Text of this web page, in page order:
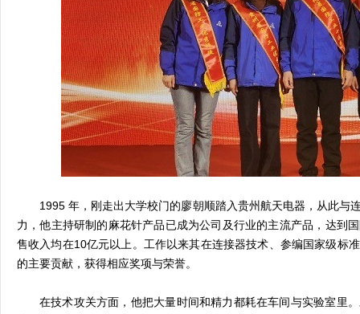
1995 年，刚走出大学校门的廖朝顺踏入贵州航天电器，从此与
力，他主持研制的麻花针产品已成为公司及行业的主流产品，达到
售收入均在10亿元以上。工作以来其在连接器技术、参编国家级标
的主要贡献，获得相应奖项与荣誉。
在技术攻关方面，他把大量时间和精力都耗在车间与实验室里